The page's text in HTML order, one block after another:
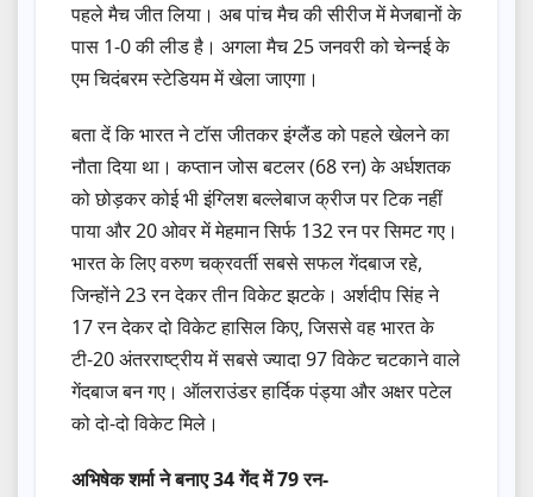
पहले मैच जीत लिया। अब पांच मैच की सीरीज में मेजबानों के
पास 1-0 की लीड है। अगला मैच 25 जनवरी को चेन्नई के
एम चिदंबरम स्टेडियम में खेला जाएगा।
बता दें कि भारत ने टॉस जीतकर इंग्लैंड को पहले खेलने का
नौता दिया था। कप्तान जोस बटलर (68 रन) के अर्धशतक
को छोड़कर कोई भी इंग्लिश बल्लेबाज क्रीज पर टिक नहीं
पाया और 20 ओवर में मेहमान सिर्फ 132 रन पर सिमट गए।
भारत के लिए वरुण चक्रवर्ती सबसे सफल गेंदबाज रहे,
जिन्होंने 23 रन देकर तीन विकेट झटके। अर्शदीप सिंह ने
17 रन देकर दो विकेट हासिल किए, जिससे वह भारत के
टी-20 अंतरराष्ट्रीय में सबसे ज्यादा 97 विकेट चटकाने वाले
गेंदबाज बन गए। ऑलराउंडर हार्दिक पंड्या और अक्षर पटेल
को दो-दो विकेट मिले।
अभिषेक शर्मा ने बनाए 34 गेंद में 79 रन-